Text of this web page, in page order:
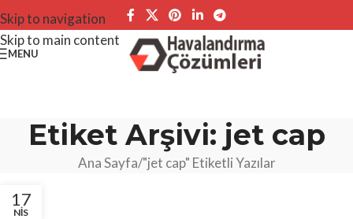
Skip to navigation
Skip to main content
MENU
Etiket Arşivi: jet cap
Ana Sayfa "jet cap" Etiketli Yazılar
17
NIS